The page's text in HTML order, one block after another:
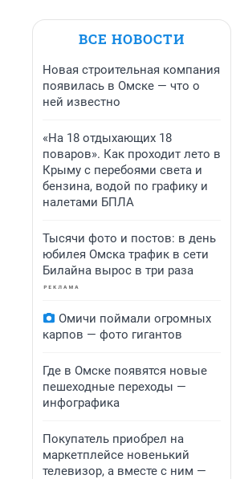
ВСЕ НОВОСТИ
Новая строительная компания
появилась в Омске — что о
ней известно
«На 18 отдыхающих 18
поваров». Как проходит лето в
Крыму с перебоями света и
бензина, водой по графику и
налетами БПЛА
Тысячи фото и постов: в день
юбилея Омска трафик в сети
Билайна вырос в три раза
Омичи поймали огромных
карпов — фото гигантов
Где в Омске появятся новые
пешеходные переходы —
инфографика
Покупатель приобрел на
маркетплейсе новенький
телевизор, а вместе с ним —